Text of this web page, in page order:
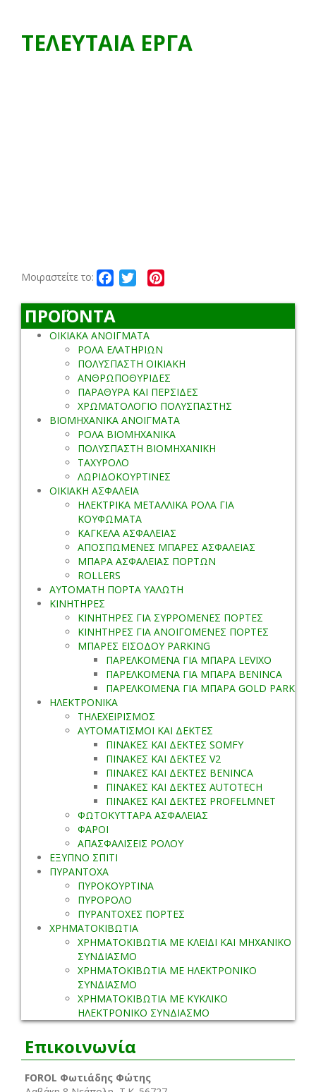
ΤΕΛΕΥΤΑΙΑ ΕΡΓΑ
Μοιραστείτε το: Facebook
Twitter
ΠΡΟΪΟΝΤΑ
ΟΙΚΙΑΚΑ ΑΝΟΙΓΜΑΤΑ
ΡΟΛΑ ΕΛΑΤΗΡΙΩΝ
ΠΟΛΥΣΠΑΣΤΗ ΟΙΚΙΑΚΗ
ΑΝΘΡΩΠΟΘΥΡΙΔΕΣ
ΠΑΡΑΘΥΡΑ ΚΑΙ ΠΕΡΣΙΔΕΣ
ΧΡΩΜΑΤΟΛΟΓΙΟ ΠΟΛΥΣΠΑΣΤΗΣ
ΒΙΟΜΗΧΑΝΙΚΑ ΑΝΟΙΓΜΑΤΑ
ΡΟΛΑ ΒΙΟΜΗΧΑΝΙΚΑ
ΠΟΛΥΣΠΑΣΤΗ ΒΙΟΜΗΧΑΝΙΚΗ
ΤΑΧΥΡΟΛΟ
ΛΩΡΙΔΟΚΟΥΡΤΙΝΕΣ
ΟΙΚΙΑΚΗ ΑΣΦΑΛΕΙΑ
ΗΛΕΚΤΡΙΚΑ ΜΕΤΑΛΛΙΚΑ ΡΟΛΑ ΓΙΑ
ΚΟΥΦΩΜΑΤΑ
ΚΑΓΚΕΛΑ ΑΣΦΑΛΕΙΑΣ
ΑΠΟΣΠΩΜΕΝΕΣ ΜΠΑΡΕΣ ΑΣΦΑΛΕΙΑΣ
ΜΠΑΡΑ ΑΣΦΑΛΕΙΑΣ ΠΟΡΤΩΝ
ROLLERS
ΑΥΤΟΜΑΤΗ ΠΟΡΤΑ ΥΑΛΩΤΗ
ΚΙΝΗΤΗΡΕΣ
ΚΙΝΗΤΗΡΕΣ ΓΙΑ ΣΥΡΡΟΜΕΝΕΣ ΠΟΡΤΕΣ
ΚΙΝΗΤΗΡΕΣ ΓΙΑ ΑΝΟΙΓΟΜΕΝΕΣ ΠΟΡΤΕΣ
ΜΠΑΡΕΣ ΕΙΣΟΔΟΥ PARKING
ΠΑΡΕΛΚΟΜΕΝΑ ΓΙΑ ΜΠΑΡΑ LEVIXO
ΠΑΡΕΛΚΟΜΕΝΑ ΓΙΑ ΜΠΑΡΑ BENINCA
ΠΑΡΕΛΚΟΜΕΝΑ ΓΙΑ ΜΠΑΡΑ GOLD PARK
ΗΛΕΚΤΡΟΝΙΚΑ
ΤΗΛΕΧΕΙΡΙΣΜΟΣ
ΑΥΤΟΜΑΤΙΣΜΟΙ ΚΑΙ ΔΕΚΤΕΣ
ΠΙΝΑΚΕΣ ΚΑΙ ΔΕΚΤΕΣ SOMFY
ΠΙΝΑΚΕΣ ΚΑΙ ΔΕΚΤΕΣ V2
ΠΙΝΑΚΕΣ ΚΑΙ ΔΕΚΤΕΣ BENINCA
ΠΙΝΑΚΕΣ ΚΑΙ ΔΕΚΤΕΣ AUTOTECH
ΠΙΝΑΚΕΣ ΚΑΙ ΔΕΚΤΕΣ PROFELMNET
ΦΩΤΟΚΥΤΤΑΡΑ ΑΣΦΑΛΕΙΑΣ
ΦΑΡΟΙ
ΑΠΑΣΦΑΛΙΣΕΙΣ ΡΟΛΟΥ
ΕΞΥΠΝΟ ΣΠΙΤΙ
ΠΥΡΑΝΤΟΧΑ
ΠΥΡΟΚΟΥΡΤΙΝΑ
ΠΥΡΟΡΟΛΟ
ΠΥΡΑΝΤΟΧΕΣ ΠΟΡΤΕΣ
ΧΡΗΜΑΤΟΚΙΒΩΤΙΑ
ΧΡΗΜΑΤΟΚΙΒΩΤΙΑ ΜΕ ΚΛΕΙΔΙ ΚΑΙ ΜΗΧΑΝΙΚΟ
ΣΥΝΔΙΑΣΜΟ
ΧΡΗΜΑΤΟΚΙΒΩΤΙΑ ΜΕ ΗΛΕΚΤΡΟΝΙΚΟ
ΣΥΝΔΙΑΣΜΟ
ΧΡΗΜΑΤΟΚΙΒΩΤΙΑ ΜΕ ΚΥΚΛΙΚΟ
ΗΛΕΚΤΡΟΝΙΚΟ ΣΥΝΔΙΑΣΜΟ
Επικοινωνία
FOROL Φωτιάδης Φώτης